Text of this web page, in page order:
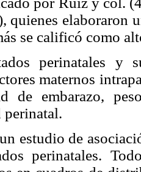
quienes elaboraron
se calificó como
perinatales y
maternos
de embarazo,
estudio de
perinatales.